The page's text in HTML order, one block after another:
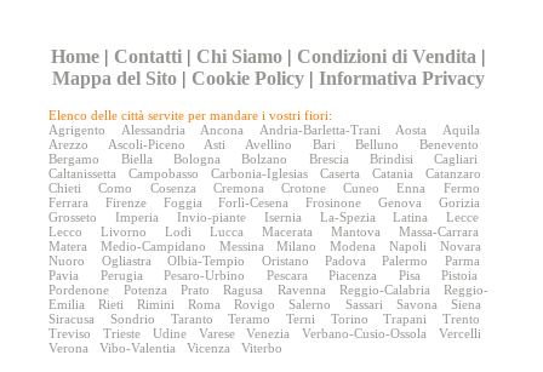
Home | Contatti | Chi Siamo | Condizioni di Vendita |
Mappa del Sito | Cookie Policy |Informativa Privacy
Elenco delle città servite per mandare i vostri fiori:
Agrigento
Alessandria Ancona Andria-Barletta-Trani Aosta
Aquila
Arezzo
Ascoli-Piceno Asti Avellino Bari Belluno
Benevento
Bergamo
Biella Bologna Bolzano Brescia Brindisi
Cagliari
Caltanissetta
Campobasso Carbonia-Iglesias Caserta Catania
Catanzaro
Chieti
Como Cosenza Cremona Crotone Cuneo Enna
Fermo
Ferrara
Firenze Foggia Forlì-Cesena Frosinone Genova
Gorizia
Grosseto
Imperia Invio-piante Isernia La-Spezia Latina
Lecce
Lecco
Livorno Lodi Lucca Macerata Mantova
Massa-Carrara
Matera
Medio-Campidano Messina Milano Modena Napoli
Novara
Nuoro
Ogliastra Olbia-Tempio Oristano Padova Palermo
Parma
Pavia
Perugia Pesaro-Urbino Pescara Piacenza Pisa
Pistoia
Pordenone
Potenza Prato Ragusa Ravenna Reggio-Calabria
Reggio-
Emilia
Rieti Rimini Roma Rovigo Salerno Sassari Savona
Siena
Siracusa
Sondrio Taranto Teramo Terni Torino Trapani
Trento
Treviso
Trieste Udine Varese Venezia Verbano-Cusio-Ossola
Vercelli
Verona
Vibo-Valentia Vicenza Viterbo